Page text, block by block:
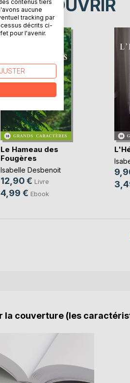
DÉCOUVRIR
Le Hameau des
Fougères
Isabelle Desbenoit
12,90 € Livre
4,99 € Ebook
la couverture (les
contenus tiers
aucune
tracking par
décrits ci-
pour l'avenir.